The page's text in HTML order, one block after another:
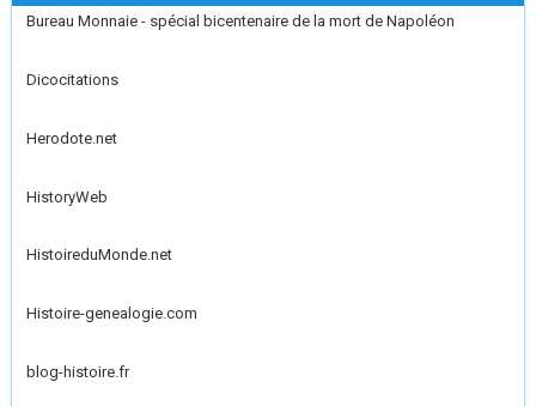
Bureau Monnaie - spécial bicentenaire de la mort de Napoléon
Dicocitations
Herodote.net
HistoryWeb
HistoireduMonde.net
Histoire-genealogie.com
blog-histoire.fr